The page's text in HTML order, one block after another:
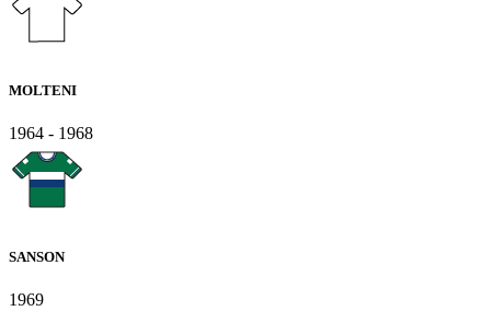
MOLTENI
1964 - 1968
SANSON
1969